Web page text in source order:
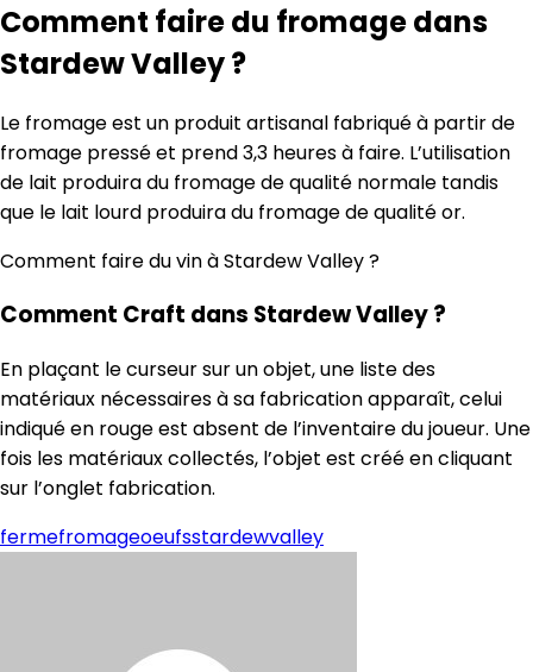
Comment faire du fromage dans
Stardew Valley ?
Le fromage est un produit artisanal fabriqué à partir de
fromage pressé et prend 3,3 heures à faire. L’utilisation
de lait produira du fromage de qualité normale tandis
que le lait lourd produira du fromage de qualité or.
Comment faire du vin à Stardew Valley ?
Comment Craft dans Stardew Valley ?
En plaçant le curseur sur un objet, une liste des
matériaux nécessaires à sa fabrication apparaît, celui
indiqué en rouge est absent de l’inventaire du joueur. Une
fois les matériaux collectés, l’objet est créé en cliquant
sur l’onglet fabrication.
fermefromageoeufsstardewvalley